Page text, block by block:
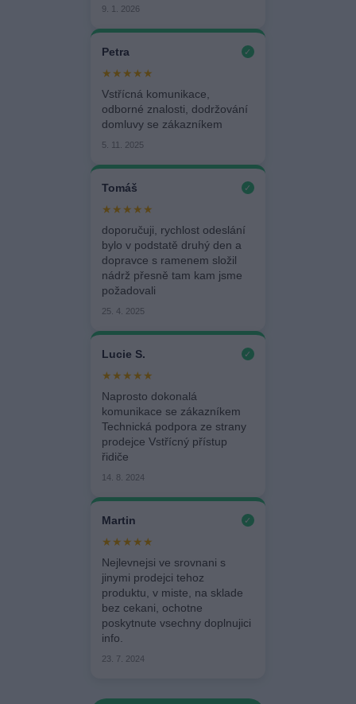
9. 1. 2026
Petra ✓
★★★★★
Vstřícná komunikace,
odborné znalosti, dodržování
domluvy se zákazníkem
5. 11. 2025
Tomáš ✓
★★★★★
doporučuji, rychlost odeslání
bylo v podstatě druhý den a
dopravce s ramenem složil
nádrž přesně tam kam jsme
požadovali
25. 4. 2025
Lucie S. ✓
★★★★★
Naprosto dokonalá
komunikace se zákazníkem
Technická podpora ze strany
prodejce Vstřícný přístup
řidiče
14. 8. 2024
Martin ✓
★★★★★
Nejlevnejsi ve srovnani s
jinymi prodejci tehoz
produktu, v miste, na sklade
bez cekani, ochotne
poskytnute vsechny doplnujici
info.
23. 7. 2024